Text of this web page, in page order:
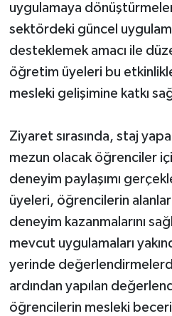
uygulamaya
sektördeki güncel
desteklemek amacı ile
öğretim üyeleri bu
mesleki gelişimine katkı
Ziyaret sırasında, staj
mezun olacak öğrenciler
deneyim paylaşımı
üyeleri, öğrencilerin
deneyim kazanmalarını
mevcut uygulamaları
yerinde
ardından yapılan
öğrencilerin mesleki